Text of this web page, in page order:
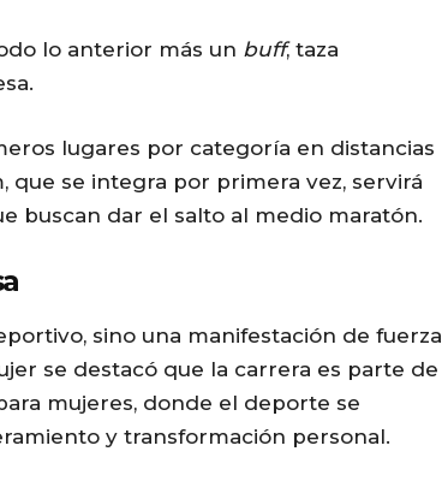
lo anterior más un buff, taza
lugares por categoría en distancias
que se integra por primera vez, servirá
buscan dar el salto al medio maratón.
sino una manifestación de fuerza
se destacó que la carrera es parte de
mujeres, donde el deporte se
y transformación personal.